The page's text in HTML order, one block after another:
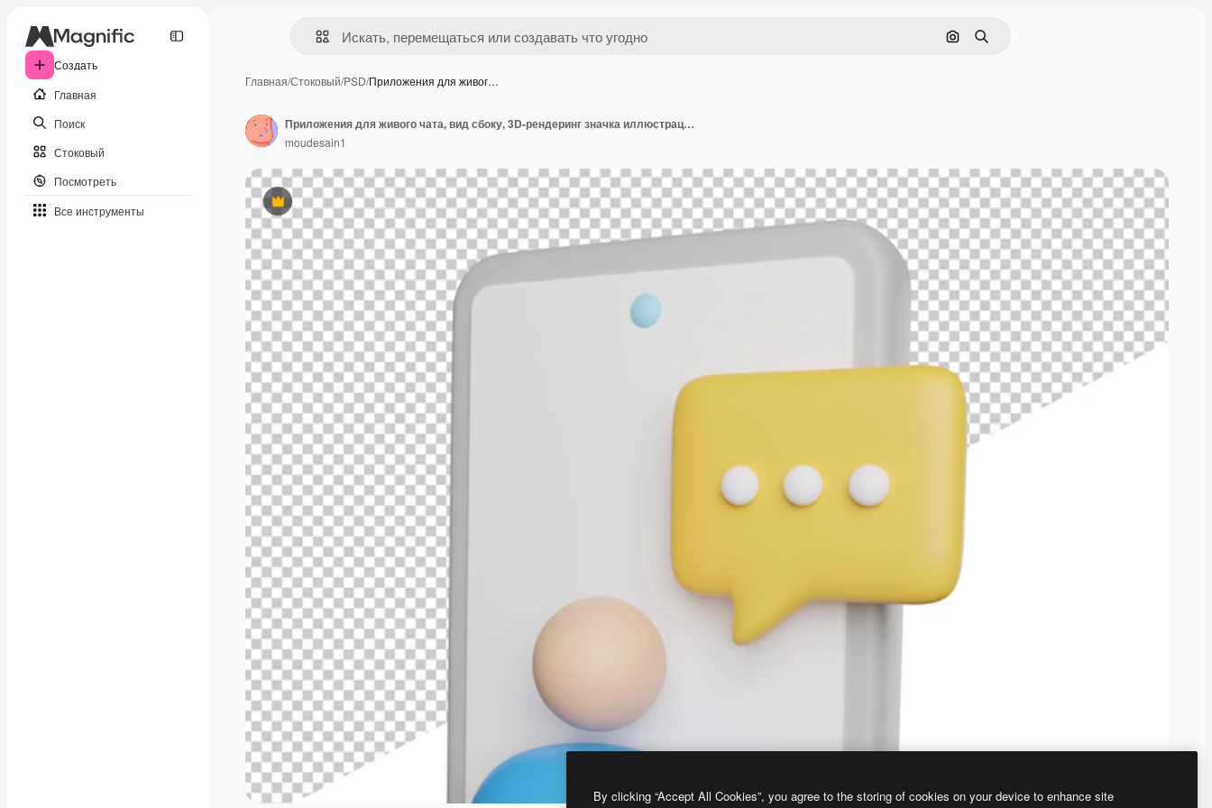
Создать
Главная
Поиск
Стоковый
Посмотреть
Все инструменты
Поиск по изображению
Поиск
Главная/Стоковый/PSD/Приложения для живог…
Премиум
Приложения для живого чата, вид сбоку, 3D-рендеринг значка иллюстрации на прозрачном фоне
moudesain1
By clicking “Accept All Cookies”, you agree to the storing of cookies on your device to enhance site